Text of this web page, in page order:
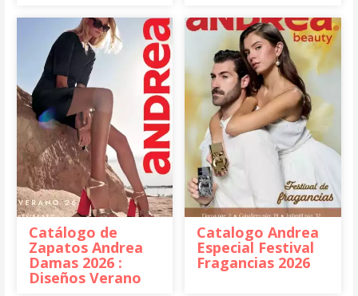
Catálogo de
Zapatos Andrea
Damas 2026 :
Diseños Verano
Catalogo Andrea
Especial Festival
Fragancias 2026